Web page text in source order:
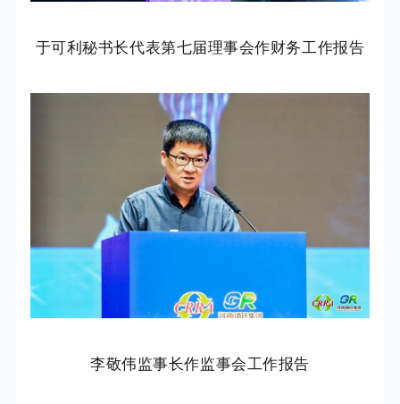
于可利秘书长代表第七届理事会作财务工作报告
李敬伟监事长作监事会工作报告